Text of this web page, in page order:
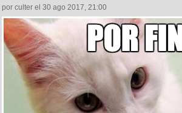
por culter el 30 ago 2017, 21:00